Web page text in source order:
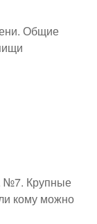
Общие
№7. Крупные
кому можно